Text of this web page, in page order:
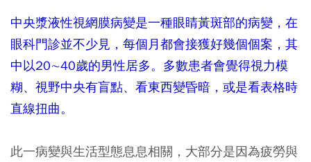
中央漿液性視網膜病變是一種眼睛黃斑部的病變，在
眼科門診並不少見，每個月都會接獲好幾個個案，其
中以20∼40歲的男性居多。多數患者會覺得視力模
糊、視野中央有盲點、看東西變昏暗，或是看表格時
直線扭曲。
此一病變與生活型態息息相關，大部分是因為疲勞與